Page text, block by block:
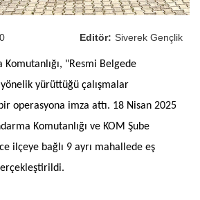
Editör: Siverek Gençlik
Komutanlığı, "Resmi Belgede
yürüttüğü çalışmalar
operasyona imza attı. 18 Nisan 2025
Komutanlığı ve KOM Şube
ilçeye bağlı 9 ayrı mahallede eş